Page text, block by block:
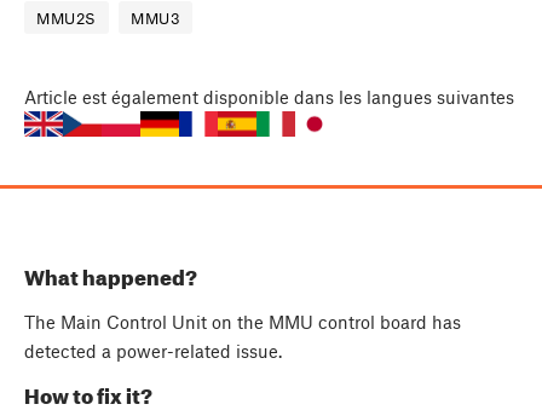
MMU2S MMU3
Article est également disponible dans les langues suivantes
What happened?
The Main Control Unit on the MMU control board has
detected a power-related issue.
How to fix it?